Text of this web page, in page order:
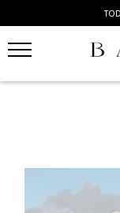
COMPRAS ACIMA